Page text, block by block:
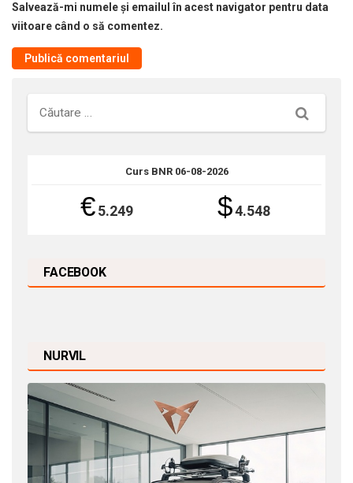
Salvează-mi numele și emailul în acest navigator pentru data
viitoare când o să comentez.
Căutare
Curs BNR 06-08-2026
€5.249 $4.548
FACEBOOK
NURVIL